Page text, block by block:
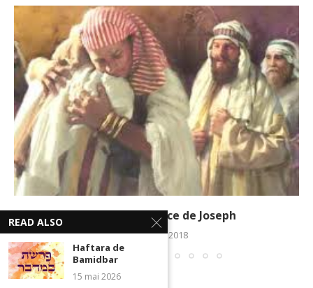
Vayigash Le calice de Joseph
18 janvier 2018
READ ALSO
Haftara de
Bamidbar
15 mai 2026